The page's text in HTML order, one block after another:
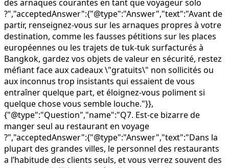
des arnaques courantes en tant que voyageur solo
?","acceptedAnswer":{"@type":"Answer","text":"Avant de
partir, renseignez-vous sur les arnaques propres à votre
destination, comme les fausses pétitions sur les places
européennes ou les trajets de tuk-tuk surfacturés à
Bangkok, gardez vos objets de valeur en sécurité, restez
méfiant face aux cadeaux \"gratuits\" non sollicités ou
aux inconnus trop insistants qui essaient de vous
entraîner quelque part, et éloignez-vous poliment si
quelque chose vous semble louche."}},
{"@type":"Question","name":"Q7. Est-ce bizarre de
manger seul au restaurant en voyage
?","acceptedAnswer":{"@type":"Answer","text":"Dans la
plupart des grandes villes, le personnel des restaurants
a l’habitude des clients seuls, et vous verrez souvent des